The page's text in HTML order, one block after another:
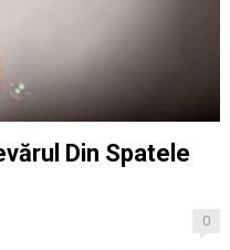
Din Spatele
0